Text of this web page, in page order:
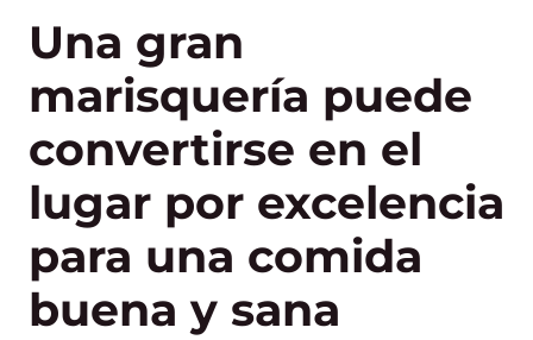
Una gran
marisquería puede
convertirse en el
lugar por excelencia
para una comida
buena y sana